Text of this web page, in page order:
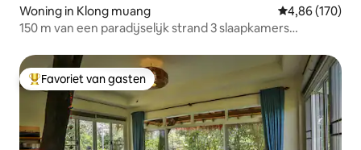
Woning in Klong muang Gemiddelde
4,86 (170)
150 m van een paradijselijk strand 3 slaapkamers
Topfavoriet van gasten
Favoriet van gasten